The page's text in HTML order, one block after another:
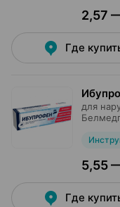
2,57
Где
для
5,55
Где